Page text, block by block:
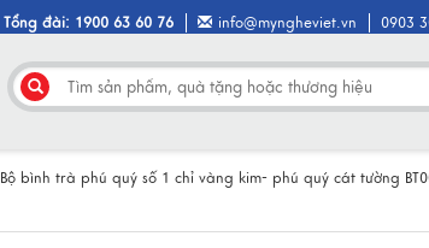
Tổng đài: 1900 63 60 76 info@myngheviet.vn 0903
Bộ bình trà phú quý số 1 chỉ vàng kim- phú quý cát tường